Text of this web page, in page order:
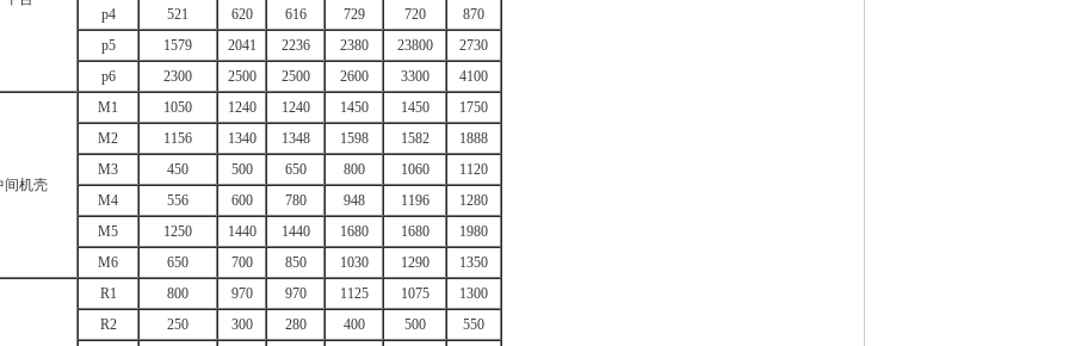
p4
521 620 616 729 720
870
p5
1579 2041 2236 2380 23800
2730
p6
2300 2500 2500 2600 3300 4100
间机壳
M1 1050 1240 1240 1450 1450
1750
M2
1156 1340 1348 1598 1582
1888
M3
450 500 650 800 1060
1120
M4
556 600 780 948 1196
1280
M5
1250 1440 1440 1680 1680
1980
M6
650 700 850 1030 1290 1350
R1 800 970 970 1125 1075
1300
R2
250 300 280 400 500
550